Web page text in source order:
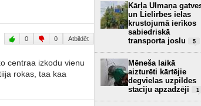
0 0 Atbildēt
centraa izkodu vienu
rokas, taa kaa
Kārļa Ulmaņa
un Lielirbes ielas
krustojumā ierīkos
sabiedriskā
transporta joslu
5
Mēneša laikā
aizturēti kārtējie
degvielas uzpildes
staciju apzadzēji
1